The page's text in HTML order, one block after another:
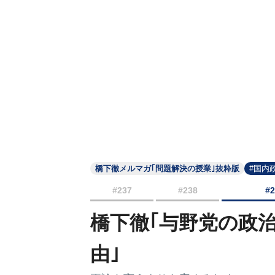
橋下徹メルマガ｢問題解決の授業｣抜粋版 #国内
#237 #238
橋下徹｢与野党の政
由｣